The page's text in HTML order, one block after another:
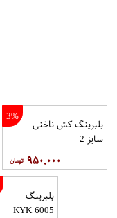
3%
بلبرینگ کش ناخنی
سایز 2
۹۵۰,۰۰۰
بلبرینگ
6005 KYK